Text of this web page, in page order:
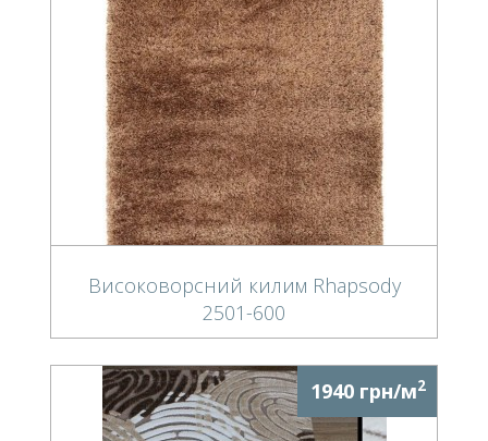
Високоворсний килим Rhapsody
2501-600
1940 грн/м2